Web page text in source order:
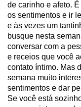
de carinho e afeto.
os sentimentos e ir
e às vezes um
busque nesta
conversar com a
e receios que você
contato íntimo. Mas
semana muito
sentimentos e dar
Se você está